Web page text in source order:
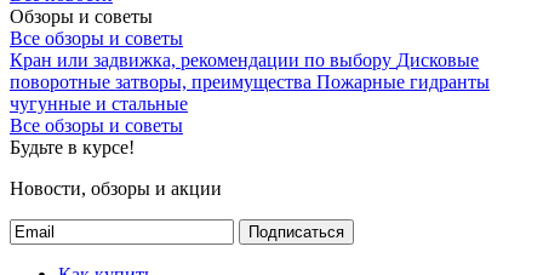
Обзоры и советы
Все обзоры и советы
Кран или задвижка, рекомендации по выбору Дисковые
поворотные затворы, преимущества Пожарные гидранты
чугунные и стальные
Все обзоры и советы
Будьте в курсе!
Новости, обзоры и акции
Подписаться